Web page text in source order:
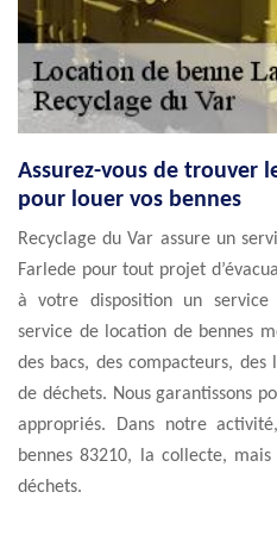
Assurez-vous de trouver
pour louer vos bennes
Recyclage du Var assure un
Farlede pour tout projet
à votre disposition un
service de location de bennes
des bacs, des compacteurs,
de déchets. Nous garantissons
appropriés. Dans notre
bennes 83210, la collecte,
déchets.